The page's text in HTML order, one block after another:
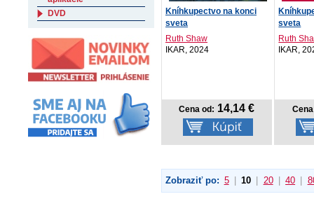
Kníhkupectvo na konci
sveta
Ruth Shaw
IKAR, 2024
Cena od: 14,14 €
sveta
Ruth
IKAR,
Zobraziť po: 5 10 20 40
DVD